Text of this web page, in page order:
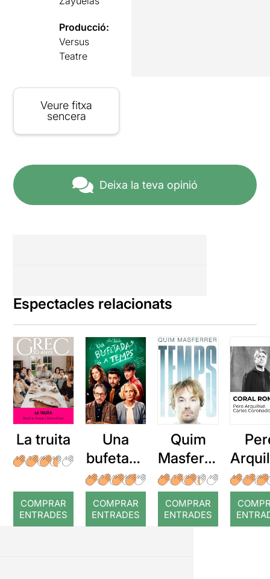
Producció:
Versus
Teatre
Veure fitxa
sencera
Deixa la teva opinió
Espectacles relacionats
La truita
COMPRAR
ENTRADES
Una
bufetada
a temps
COMPRAR
ENTRADES
Quim
Masferre
r: Temps
COMPRAR
ENTRADES
: